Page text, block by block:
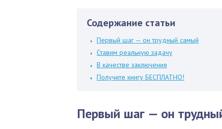
Содержание статьи
Первый шаг — он трудный самый
Ставим реальную задачу
В качестве заключения
Получите книгу БЕСПЛАТНО!
Первый шаг — он